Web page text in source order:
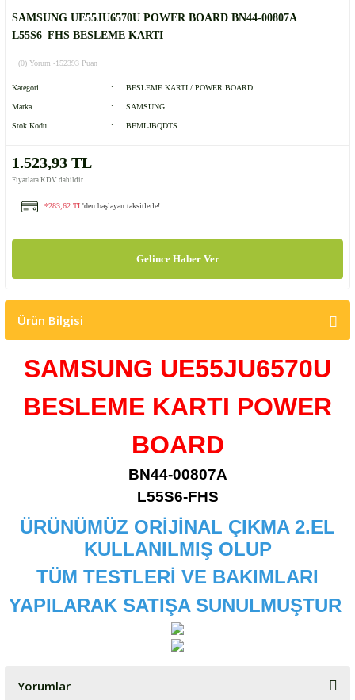
SAMSUNG UE55JU6570U POWER BOARD BN44-00807A
L55S6_FHS BESLEME KARTI
(0) Yorum -152393 Puan
Kategori BESLEME KARTI / POWER BOARD
Marka SAMSUNG
Stok Kodu BFMLJBQDTS
1.523,93 TL
Fiyatlara KDV dahildir.
*283,62 TL'den başlayan taksitlerle!
Gelince Haber Ver
Ürün Bilgisi
SAMSUNG UE55JU6570U
BESLEME KARTI POWER
BOARD
BN44-00807A
L55S6-FHS
ÜRÜNÜMÜZ ORİJİNAL ÇIKMA 2.EL
KULLANILMIŞ OLUP
TÜM TESTLERİ VE BAKIMLARI
YAPILARAK SATIŞA SUNULMUŞTUR
Yorumlar